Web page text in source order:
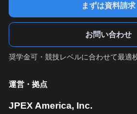
まずは資料請求
お問い合わせ
奨学金可・競技レベルに合わせて最適
運営・拠点
JPEX America, Inc.